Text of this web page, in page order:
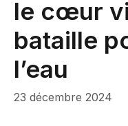
le cœur
bataille
l’eau
23 décembre 2024